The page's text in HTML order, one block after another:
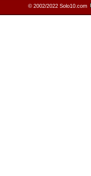
© 2002/2022 Solo10.com